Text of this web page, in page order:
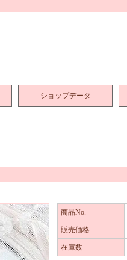
ショップデータ
商品No.
販売価格
在庫数